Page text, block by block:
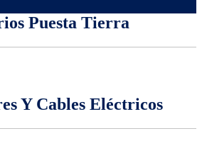
Puesta Tierra
Y Cables Eléctricos